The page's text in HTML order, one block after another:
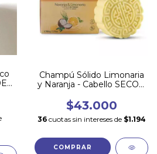
Champú Sólido Limonaria
y Naranja - Cabello SECO y
$43.000
36 cuotas sin intereses de $1.194